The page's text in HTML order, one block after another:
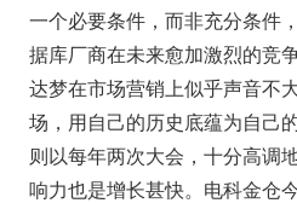
一个必要条件，而非充分条件
据库厂商在未来愈加激烈的竞
达梦在市场营销上似乎声音不
场，用自己的历史底蕴为自己
则以每年两次大会，十分高调
响力也是增长甚快。电科金仓